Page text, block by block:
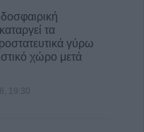
(10-16/8) της
στην Π.Ε.
τα
γύρω
χώρο μετά
19:30